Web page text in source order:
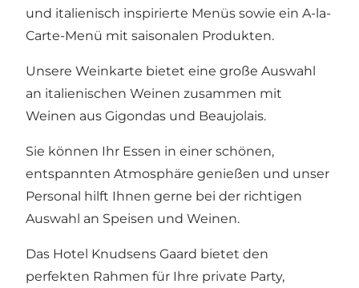
und italienisch inspirierte Menüs sowie ein A-la-
Carte-Menü mit saisonalen Produkten.
Unsere Weinkarte bietet eine große Auswahl
an italienischen Weinen zusammen mit
Weinen aus Gigondas und Beaujolais.
Sie können Ihr Essen in einer schönen,
entspannten Atmosphäre genießen und unser
Personal hilft Ihnen gerne bei der richtigen
Auswahl an Speisen und Weinen.
Das Hotel Knudsens Gaard bietet den
perfekten Rahmen für Ihre private Party,